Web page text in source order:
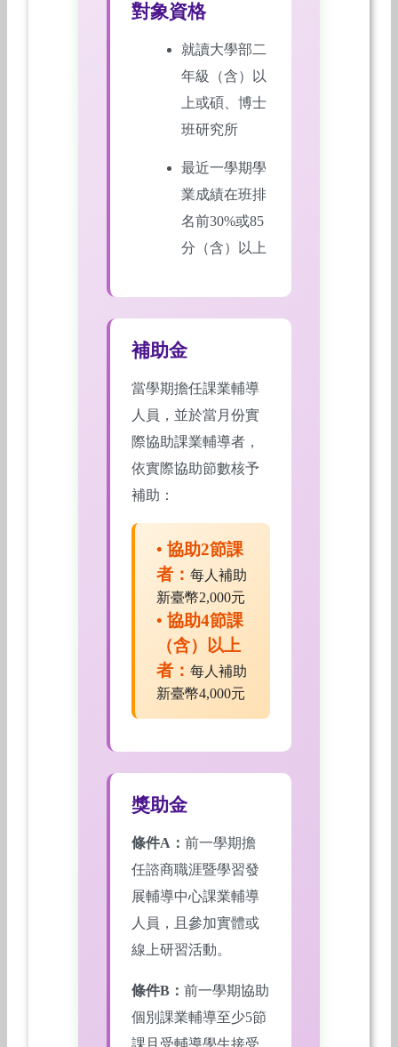
對象資格
就讀大學部二
年級（含）以
上或碩、博士
班研究所
最近一學期學
業成績在班排
名前30%或85
分（含）以上
補助金
當學期擔任課業輔導
人員，並於當月份實
際協助課業輔導者，
依實際協助節數核予
補助：
• 協助2節課
者：每人補助
新臺幣2,000元
• 協助4節課
（含）以上
者：每人補助
新臺幣4,000元
獎助金
條件A：前一學期擔
任諮商職涯暨學習發
展輔導中心課業輔導
人員，且參加實體或
線上研習活動。
條件B：前一學期協助
個別課業輔導至少5節
課且受輔導學生接受